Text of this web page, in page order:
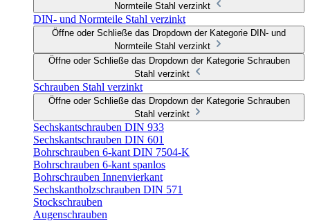
Normteile Stahl verzinkt
DIN- und Normteile Stahl verzinkt
Öffne oder Schließe das Dropdown der Kategorie DIN- und
Normteile Stahl verzinkt
Öffne oder Schließe das Dropdown der Kategorie Schrauben
Stahl verzinkt
Schrauben Stahl verzinkt
Öffne oder Schließe das Dropdown der Kategorie Schrauben
Stahl verzinkt
Sechskantschrauben DIN 933
Sechskantschrauben DIN 601
Bohrschrauben 6-kant DIN 7504-K
Bohrschrauben 6-kant spanlos
Bohrschrauben Innenvierkant
Sechskantholzschrauben DIN 571
Stockschrauben
Augenschrauben